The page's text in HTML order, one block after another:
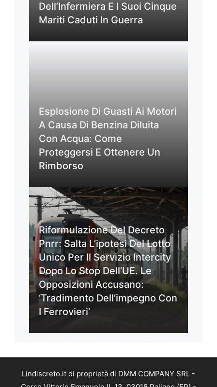
Dell’Infermiera E I Suoi Cinque
Mariti Caduti In Guerra
Esplosione Di Guasti Ai Motori
A Causa Di Benzina Diluita
Con Acqua: Come
Proteggersi E Ottenere Un
Rimborso
Riformulazione Del Decreto
Pnrr: Salta L’ipotesi Del Lotto
Unico Per Il Servizio Intercity
Dopo Lo Stop Dell’UE. Le
Opposizioni Accusano:
‘Tradimento Dell’impegno Con
I Ferrovieri’
Lindiscreto.it di proprietà di DMM COMPANY SRL -